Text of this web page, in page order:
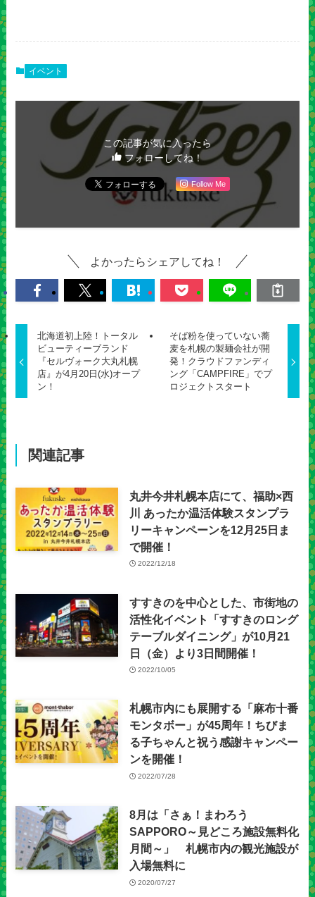
イベント
この記事が気に入ったら
フォローしてね！
Follow Me
よかったらシェアしてね！
北海道初上陸！トータル
ビューティーブランド
『セルヴォーク大丸札幌
店』が4月20日(水)オープ
ン！
そば粉を使っていない蕎
麦を札幌の製麺会社が開
発！クラウドファンディ
ング「CAMPFIRE」でプ
ロジェクトスタート
関連記事
丸井今井札幌本店にて、福助×西
川 あったか温活体験スタンプラ
リーキャンペーンを12月25日ま
で開催！
2022/12/18
すすきのを中心とした、市街地の
活性化イベント「すすきのロング
テーブルダイニング」が10月21
日（金）より3日間開催！
2022/10/05
札幌市内にも展開する「麻布十番
モンタボー」が45周年！ちびま
る子ちゃんと祝う感謝キャンペー
ンを開催！
2022/07/28
8月は「さぁ！まわろう
SAPPORO～見どころ施設無料化
月間～」 札幌市内の観光施設が
入場無料に
2020/07/27